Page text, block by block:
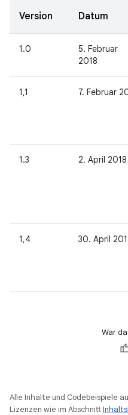
Version Datum
1.0
5. Februar
2018
1,1 7. Februar
1.3 2. April 2018
1,4 30. April
War
Alle Inhalte und Codebeispiele
Lizenzen wie im Abschnitt